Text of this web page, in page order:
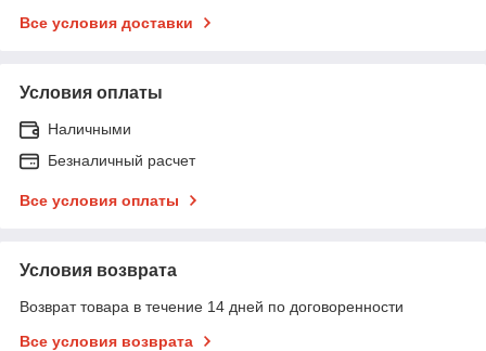
Все условия доставки
Условия оплаты
Наличными
Безналичный расчет
Все условия оплаты
Условия возврата
Возврат товара в течение 14 дней по договоренности
Все условия возврата